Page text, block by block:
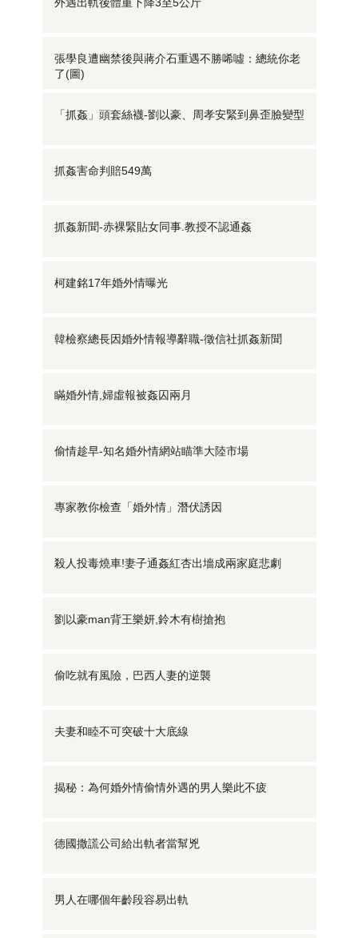
張學良遭幽禁後與蔣介石重遇不勝唏噓：總統你老
了(圖)
「抓姦」頭套絲襪-劉以豪、周孝安緊到鼻歪臉變型
抓姦害命判賠549萬
抓姦新聞-赤裸緊貼女同事.教授不認通姦
柯建銘17年婚外情曝光
韓檢察總長因婚外情報導辭職-徵信社抓姦新聞
瞞婚外情,婦虛報被姦囚兩月
偷情趁早-知名婚外情網站瞄準大陸市場
專家教你檢查「婚外情」潛伏誘因
殺人投毒燒車!妻子通姦紅杏出墻成兩家庭悲劇
劉以豪man背王樂妍,鈴木有樹搶抱
偷吃就有風險，巴西人妻的逆襲
夫妻和睦不可突破十大底線
揭秘：為何婚外情偷情外遇的男人樂此不疲
德國撒謊公司給出軌者當幫兇
男人在哪個年齡段容易出軌